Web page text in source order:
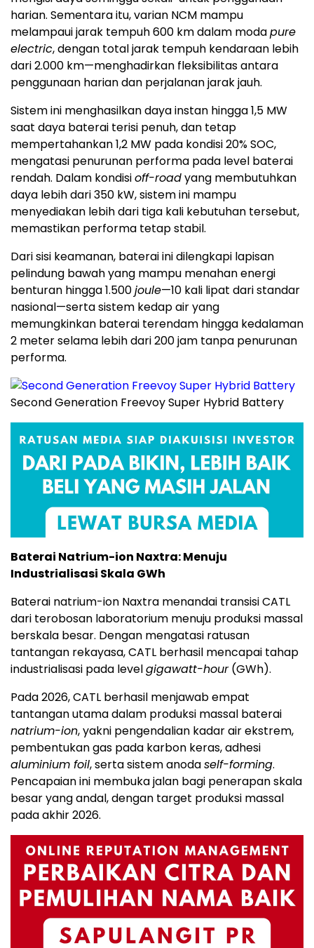
harian. Sementara itu, varian NCM mampu
melampaui jarak tempuh 600 km dalam modapure
electric, dengan total jarak tempuh kendaraan lebih
dari 2.000 km—menghadirkan fleksibilitas antara
penggunaan harian dan perjalanan jarak jauh.
Sistem ini menghasilkan daya instan hingga 1,5 MW
saat daya baterai terisi penuh, dan tetap
mempertahankan 1,2 MW pada kondisi 20% SOC,
mengatasi penurunan performa pada level baterai
rendah. Dalam kondisioff-roadyang membutuhkan
daya lebih dari 350 kW, sistem ini mampu
menyediakan lebih dari tiga kali kebutuhan tersebut,
memastikan performa tetap stabil.
Dari sisi keamanan, baterai ini dilengkapi lapisan
pelindung bawah yang mampu menahan energi
benturan hingga 1.500joule—10 kali lipat dari standar
nasional—serta sistem kedap air yang
memungkinkan baterai terendam hingga kedalaman
2 meter selama lebih dari 200 jam tanpa penurunan
performa.
Second Generation Freevoy Super Hybrid Battery
Baterai Natrium-ion Naxtra: Menuju
Industrialisasi Skala GWh
Baterai natrium-ion Naxtra menandai transisi CATL
dari terobosan laboratorium menuju produksi massal
berskala besar. Dengan mengatasi ratusan
tantangan rekayasa, CATL berhasil mencapai tahap
industrialisasi pada levelgigawatt-hour(GWh).
Pada 2026, CATL berhasil menjawab empat
tantangan utama dalam produksi massal baterai
natrium-ion, yakni pengendalian kadar air ekstrem,
pembentukan gas pada karbon keras, adhesi
aluminium foil, serta sistem anodaself-forming.
Pencapaian ini membuka jalan bagi penerapan skala
besar yang andal, dengan target produksi massal
pada akhir 2026.